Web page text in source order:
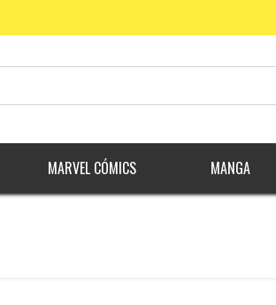
MARVEL CÓMICS MANGA